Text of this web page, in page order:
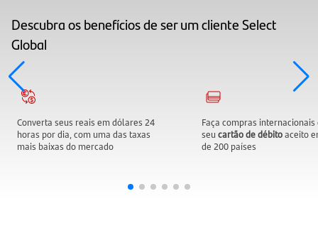
Descubra os benefícios de ser um cliente Select
Global
Converta seus reais em dólares 24
horas por dia, com uma das taxas
mais baixas do mercado
Faça compras internacionais
seu cartão de débitoaceito
de 200 países